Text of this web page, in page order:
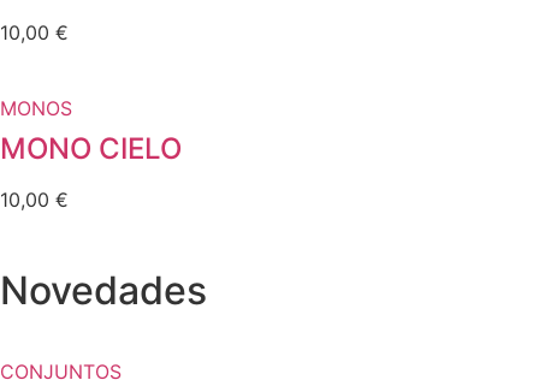
10,00 €
MONOS
MONO CIELO
10,00 €
Novedades
CONJUNTOS